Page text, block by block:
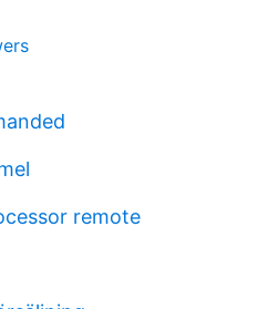
remote